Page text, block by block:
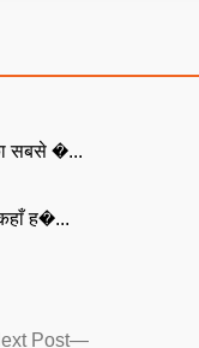
सबसे �...
ह�...
Post
Next